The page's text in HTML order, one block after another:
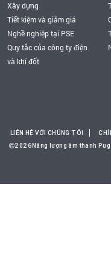
Xây dựng
Tiết kiệm và giảm giá
Nghề nghiệp tại PSE
Quy tắc của công ty điện
và khí đốt
LIÊN HỆ VỚI CHÚNG TÔI
2026Năng lượng âm thanh